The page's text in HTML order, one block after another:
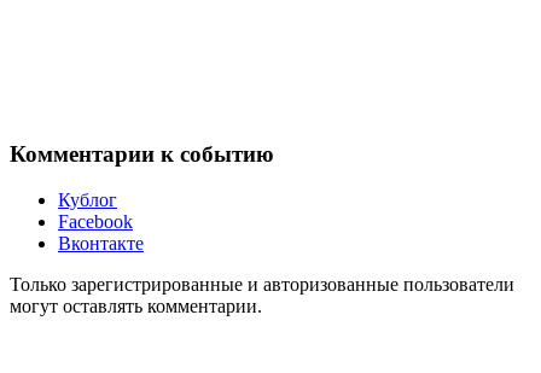
Комментарии к событию
Кублог
Facebook
Вконтакте
Только зарегистрированные и авторизованные пользователи
могут оставлять комментарии.